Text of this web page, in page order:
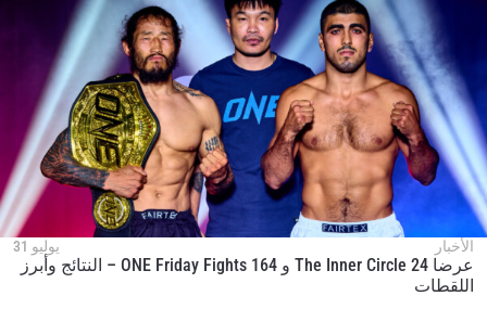
الأخبار يوليو 31
عرضا The Inner Circle 24 و ONE Friday Fights 164 – النتائج وأبرز
اللقطات